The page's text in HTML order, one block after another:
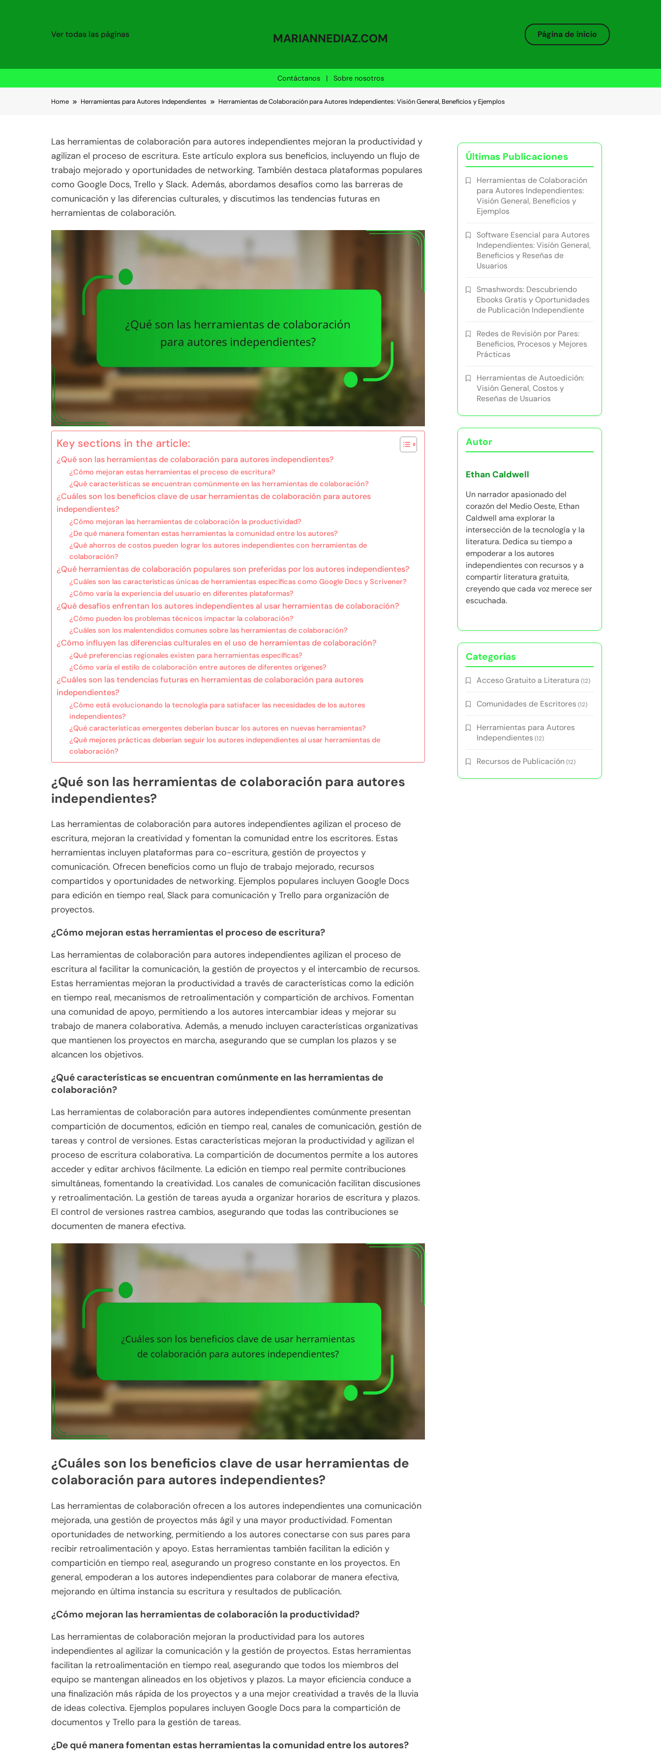
Ver todas las páginas MARIANNEDIAZ.COM Página de inicio
Contáctanos | Sobre nosotros
Home Herramientas para Autores Independientes Herramientas de Colaboración para Autores Independientes: Visión General, Beneficios y Ejemplos
Las herramientas de colaboración para autores independientes mejoran la productividad y
agilizan el proceso de escritura. Este artículo explora sus beneficios, incluyendo un flujo de
trabajo mejorado y oportunidades de networking. También destaca plataformas populares
como Google Docs, Trello y Slack. Además, abordamos desafíos como las barreras de
comunicación y las diferencias culturales, y discutimos las tendencias futuras en
herramientas de colaboración.
Key sections in the article:
¿Qué son las herramientas de colaboración para autores independientes?
¿Cómo mejoran estas herramientas el proceso de escritura?
¿Qué características se encuentran comúnmente en las herramientas de colaboración?
¿Cuáles son los beneficios clave de usar herramientas de colaboración para autores
independientes?
¿Cómo mejoran las herramientas de colaboración la productividad?
¿De qué manera fomentan estas herramientas la comunidad entre los autores?
¿Qué ahorros de costos pueden lograr los autores independientes con herramientas de
colaboración?
¿Qué herramientas de colaboración populares son preferidas por los autores independientes?
¿Cuáles son las características únicas de herramientas específicas como Google Docs y Scrivener?
¿Cómo varía la experiencia del usuario en diferentes plataformas?
¿Qué desafíos enfrentan los autores independientes al usar herramientas de colaboración?
¿Cómo pueden los problemas técnicos impactar la colaboración?
¿Cuáles son los malentendidos comunes sobre las herramientas de colaboración?
¿Cómo influyen las diferencias culturales en el uso de herramientas de colaboración?
¿Qué preferencias regionales existen para herramientas específicas?
¿Cómo varía el estilo de colaboración entre autores de diferentes orígenes?
¿Cuáles son las tendencias futuras en herramientas de colaboración para autores
independientes?
¿Cómo está evolucionando la tecnología para satisfacer las necesidades de los autores
independientes?
¿Qué características emergentes deberían buscar los autores en nuevas herramientas?
¿Qué mejores prácticas deberían seguir los autores independientes al usar herramientas de
colaboración?
¿Qué son las herramientas de colaboración para autores
independientes?
Las herramientas de colaboración para autores independientes agilizan el proceso de
escritura, mejoran la creatividad y fomentan la comunidad entre los escritores. Estas
herramientas incluyen plataformas para co-escritura, gestión de proyectos y
comunicación. Ofrecen beneficios como un flujo de trabajo mejorado, recursos
compartidos y oportunidades de networking. Ejemplos populares incluyen Google Docs
para edición en tiempo real, Slack para comunicación y Trello para organización de
proyectos.
¿Cómo mejoran estas herramientas el proceso de escritura?
Las herramientas de colaboración para autores independientes agilizan el proceso de
escritura al facilitar la comunicación, la gestión de proyectos y el intercambio de recursos.
Estas herramientas mejoran la productividad a través de características como la edición
en tiempo real, mecanismos de retroalimentación y compartición de archivos. Fomentan
una comunidad de apoyo, permitiendo a los autores intercambiar ideas y mejorar su
trabajo de manera colaborativa. Además, a menudo incluyen características organizativas
que mantienen los proyectos en marcha, asegurando que se cumplan los plazos y se
alcancen los objetivos.
¿Qué características se encuentran comúnmente en las herramientas de
colaboración?
Las herramientas de colaboración para autores independientes comúnmente presentan
compartición de documentos, edición en tiempo real, canales de comunicación, gestión de
tareas y control de versiones. Estas características mejoran la productividad y agilizan el
proceso de escritura colaborativa. La compartición de documentos permite a los autores
acceder y editar archivos fácilmente. La edición en tiempo real permite contribuciones
simultáneas, fomentando la creatividad. Los canales de comunicación facilitan discusiones
y retroalimentación. La gestión de tareas ayuda a organizar horarios de escritura y plazos.
El control de versiones rastrea cambios, asegurando que todas las contribuciones se
documenten de manera efectiva.
¿Cuáles son los beneficios clave de usar herramientas de
colaboración para autores independientes?
Las herramientas de colaboración ofrecen a los autores independientes una comunicación
mejorada, una gestión de proyectos más ágil y una mayor productividad. Fomentan
oportunidades de networking, permitiendo a los autores conectarse con sus pares para
recibir retroalimentación y apoyo. Estas herramientas también facilitan la edición y
compartición en tiempo real, asegurando un progreso constante en los proyectos. En
general, empoderan a los autores independientes para colaborar de manera efectiva,
mejorando en última instancia su escritura y resultados de publicación.
¿Cómo mejoran las herramientas de colaboración la productividad?
Las herramientas de colaboración mejoran la productividad para los autores
independientes al agilizar la comunicación y la gestión de proyectos. Estas herramientas
facilitan la retroalimentación en tiempo real, asegurando que todos los miembros del
equipo se mantengan alineados en los objetivos y plazos. La mayor eficiencia conduce a
una finalización más rápida de los proyectos y a una mejor creatividad a través de la lluvia
de ideas colectiva. Ejemplos populares incluyen Google Docs para la compartición de
documentos y Trello para la gestión de tareas.
¿De qué manera fomentan estas herramientas la comunidad entre los autores?
Últimas Publicaciones
Herramientas de Colaboración
para Autores Independientes:
Visión General, Beneficios y
Ejemplos
Software Esencial para Autores
Independientes: Visión General,
Beneficios y Reseñas de
Usuarios
Smashwords: Descubriendo
Ebooks Gratis y Oportunidades
de Publicación Independiente
Redes de Revisión por Pares:
Beneficios, Procesos y Mejores
Prácticas
Herramientas de Autoedición:
Visión General, Costos y
Reseñas de Usuarios
Autor
Ethan Caldwell
Un narrador apasionado del
corazón del Medio Oeste, Ethan
Caldwell ama explorar la
intersección de la tecnología y la
literatura. Dedica su tiempo a
empoderar a los autores
independientes con recursos y a
compartir literatura gratuita,
creyendo que cada voz merece ser
escuchada.
Categorías
Acceso Gratuito a Literatura (12)
Comunidades de Escritores (12)
Herramientas para Autores
Independientes (12)
Recursos de Publicación (12)